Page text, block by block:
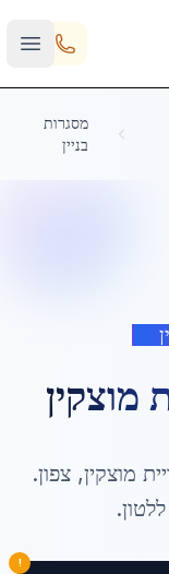
מסגרות
בניין
מוצקין
מוצקין, צפון.
לטון.
!